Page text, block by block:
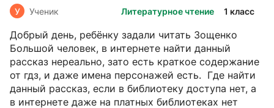
Литературное чтение 1 класс
У Ученик
Добрый день, ребёнку задали читать Зощенко
Большой человек, в интернете найти данный
рассказ нереально, зато есть краткое содержание
от гдз, и даже имена персонажей есть. Где найти
данный рассказ, если в библиотеку доступа нет, а
в интернете даже на платных библиотеках нет